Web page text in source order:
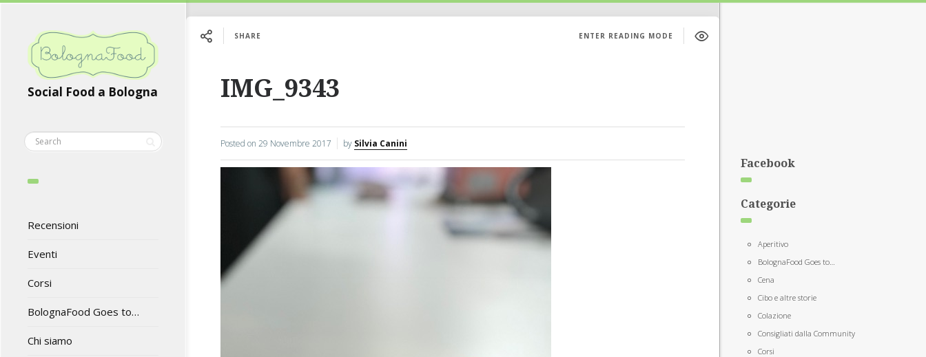
Social Food a Bologna
Recensioni
Eventi
Corsi
BolognaFood Goes to…
Chi siamo
SHARE ENTER READING MODE
IMG_9343
Posted on 29 Novembre 2017 by Silvia Canini
Facebook
Categorie
Aperitivo
BolognaFood Goes to…
Cena
Cibo e altre storie
Colazione
Consigliati dalla Community
Corsi